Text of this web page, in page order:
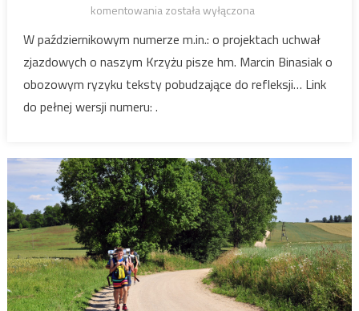
komentowaniaCZUWAJ
została wyłączona
W październikowym numerze m.in.: o projektach uchwał
zjazdowych o naszym Krzyżu pisze hm. Marcin Binasiak o
obozowym ryzyku teksty pobudzające do refleksji… Link
do pełnej wersji numeru: .